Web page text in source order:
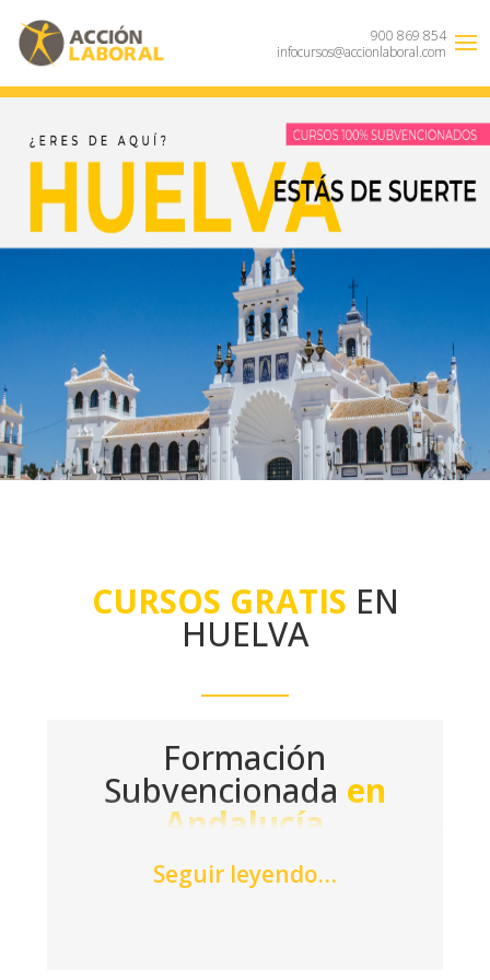
900 869 854
infocursos@accionlaboral.com
CURSOS GRATIS EN
HUELVA
Formación
Subvencionada en
Andalucía
Si deseas formarte y adquirir nuevos
conocimientos, acude a las oficinas de
Seguir leyendo…